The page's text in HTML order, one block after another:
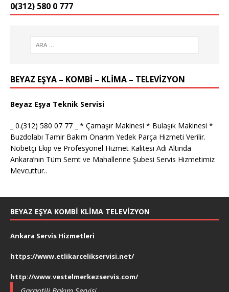
0(312) 580 0 777
BEYAZ EŞYA – KOMBİ – KLİMA – TELEVİZYON
Beyaz Eşya Teknik Servisi
_ 0.(312) 580 07 77 _ * Çamaşır Makinesi * Bulaşık Makinesi *
Buzdolabı Tamir Bakım Onarım Yedek Parça Hizmeti Verilir.
Nöbetçi Ekip ve Profesyonel Hizmet Kalitesi Adı Altında
Ankara’nın Tüm Semt ve Mahallerine Şubesi Servis Hizmetimiz
Mevcuttur..
BEYAZ EŞYA KOMBI KLIMA TELEVIZYON
Ankara Servis Hizmetleri
https://www.etlikarcelikservisi.net/
http://www.vestelmerkezservis.com/